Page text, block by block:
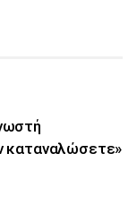
καταναλώσετε»